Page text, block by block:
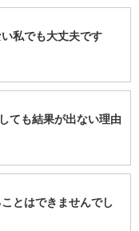
私でも大丈夫です
ても結果が出ない理由
とはできませんでし